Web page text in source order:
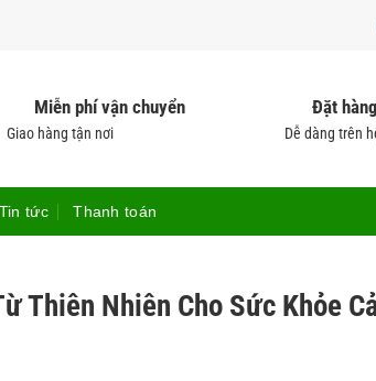
Miễn phí vận chuyển
Giao hàng tận nơi
Đặt
Dễ dàng trên
tức Thanh toán
Thiên Nhiên Cho Sức Khỏe